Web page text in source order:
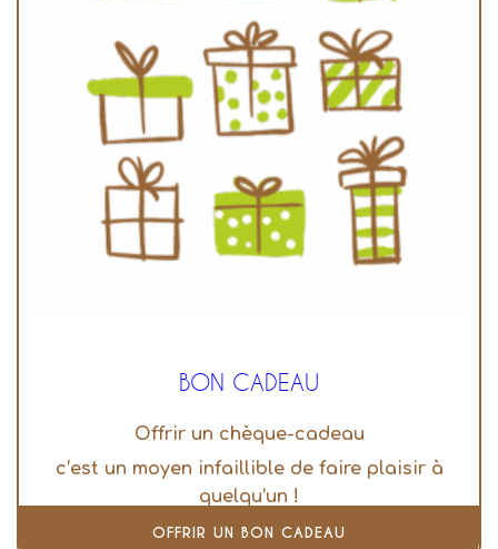
BON CADEAU
Offrir un chèque-cadeau
c’est un moyen infaillible de faire plaisir à
quelqu’un !
OFFRIR UN BON CADEAU